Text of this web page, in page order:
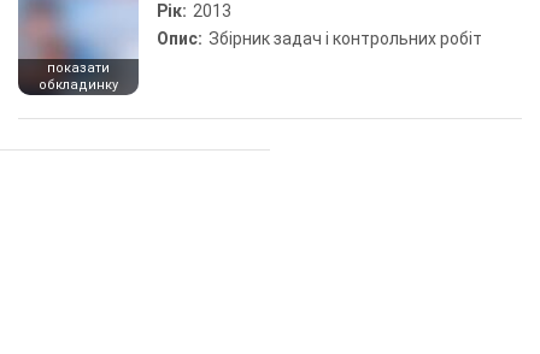
показати
обкладинку
Рік: 2013
Опис: Збірник задач і контрольних робіт